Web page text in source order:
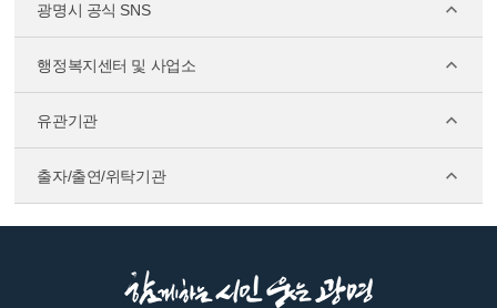
광명시 공식 SNS
행정복지센터 및 사업소
유관기관
출자/출연/위탁기관